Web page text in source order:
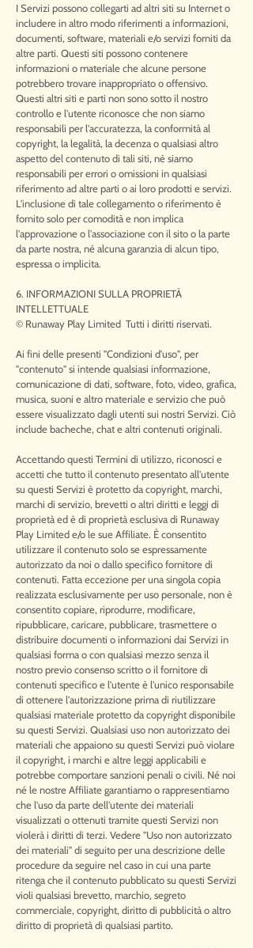
I Servizi possono collegarti ad altri siti su Internet o
includere in altro modo riferimenti a informazioni,
documenti, software, materiali e/o servizi forniti da
altre parti. Questi siti possono contenere
informazioni o materiale che alcune persone
potrebbero trovare inappropriato o offensivo.
Questi altri siti e parti non sono sotto il nostro
controllo e l'utente riconosce che non siamo
responsabili per l'accuratezza, la conformità al
copyright, la legalità, la decenza o qualsiasi altro
aspetto del contenuto di tali siti, né siamo
responsabili per errori o omissioni in qualsiasi
riferimento ad altre parti o ai loro prodotti e servizi.
L'inclusione di tale collegamento o riferimento è
fornito solo per comodità e non implica
l'approvazione o l'associazione con il sito o la parte
da parte nostra, né alcuna garanzia di alcun tipo,
espressa o implicita.
6. INFORMAZIONI SULLA PROPRIETÀ
INTELLETTUALE
© Runaway Play Limited Tutti i diritti riservati.
Ai fini delle presenti "Condizioni d'uso", per
"contenuto" si intende qualsiasi informazione,
comunicazione di dati, software, foto, video, grafica,
musica, suoni e altro materiale e servizio che può
essere visualizzato dagli utenti sui nostri Servizi. Ciò
include bacheche, chat e altri contenuti originali.
Accettando questi Termini di utilizzo, riconosci e
accetti che tutto il contenuto presentato all'utente
su questi Servizi è protetto da copyright, marchi,
marchi di servizio, brevetti o altri diritti e leggi di
proprietà ed è di proprietà esclusiva di Runaway
Play Limited e/o le sue Affiliate. È consentito
utilizzare il contenuto solo se espressamente
autorizzato da noi o dallo specifico fornitore di
contenuti. Fatta eccezione per una singola copia
realizzata esclusivamente per uso personale, non è
consentito copiare, riprodurre, modificare,
ripubblicare, caricare, pubblicare, trasmettere o
distribuire documenti o informazioni dai Servizi in
qualsiasi forma o con qualsiasi mezzo senza il
nostro previo consenso scritto o il fornitore di
contenuti specifico e l'utente è l'unico responsabile
di ottenere l'autorizzazione prima di riutilizzare
qualsiasi materiale protetto da copyright disponibile
su questi Servizi. Qualsiasi uso non autorizzato dei
materiali che appaiono su questi Servizi può violare
il copyright, i marchi e altre leggi applicabili e
potrebbe comportare sanzioni penali o civili. Né noi
né le nostre Affiliate garantiamo o rappresentiamo
che l'uso da parte dell'utente dei materiali
visualizzati o ottenuti tramite questi Servizi non
violerà i diritti di terzi. Vedere "Uso non autorizzato
dei materiali" di seguito per una descrizione delle
procedure da seguire nel caso in cui una parte
ritenga che il contenuto pubblicato su questi Servizi
violi qualsiasi brevetto, marchio, segreto
commerciale, copyright, diritto di pubblicità o altro
diritto di proprietà di qualsiasi partito.